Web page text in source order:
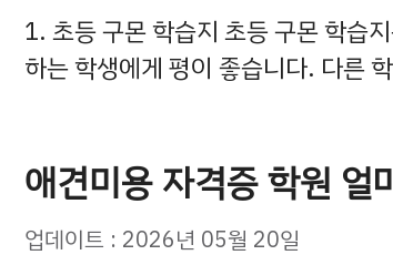
1. 초등 구몬 학습지 초등 구몬 학습
하는 학생에게 평이 좋습니다. 다른
애견미용 자격증 학원 얼
업데이트 : 2026년 05월 20일